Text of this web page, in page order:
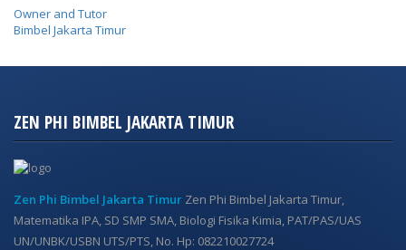
Owner and Tutor
Bimbel Jakarta Timur
ZEN PHI BIMBEL JAKARTA TIMUR
Zen Phi Bimbel Jakarta Timur Zen Phi Bimbel Jakarta Timur,
Matematika IPA, SD SMP SMA, Biologi Fisika Kimia, PAT/PAS/UAS
UN/UNBK/USBN UTS/PTS, No. Hp: 082210027724